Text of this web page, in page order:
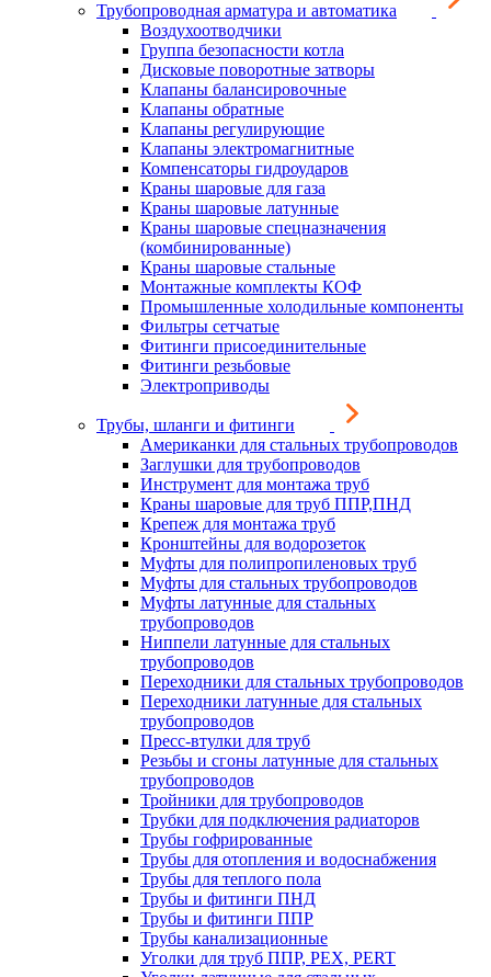
Трубопроводная арматура и автоматика
Воздухоотводчики
Группа безопасности котла
Дисковые поворотные затворы
Клапаны балансировочные
Клапаны обратные
Клапаны регулирующие
Клапаны электромагнитные
Компенсаторы гидроударов
Краны шаровые для газа
Краны шаровые латунные
Краны шаровые спецназначения
(комбинированные)
Краны шаровые стальные
Монтажные комплекты КОФ
Промышленные холодильные компоненты
Фильтры сетчатые
Фитинги присоединительные
Фитинги резьбовые
Электроприводы
Трубы, шланги и фитинги
Американки для стальных трубопроводов
Заглушки для трубопроводов
Инструмент для монтажа труб
Краны шаровые для труб ППР,ПНД
Крепеж для монтажа труб
Кронштейны для водорозеток
Муфты для полипропиленовых труб
Муфты для стальных трубопроводов
Муфты латунные для стальных
трубопроводов
Ниппели латунные для стальных
трубопроводов
Переходники для стальных трубопроводов
Переходники латунные для стальных
трубопроводов
Пресс-втулки для труб
Резьбы и сгоны латунные для стальных
трубопроводов
Тройники для трубопроводов
Трубки для подключения радиаторов
Трубы гофрированные
Трубы для отопления и водоснабжения
Трубы для теплого пола
Трубы и фитинги ПНД
Трубы и фитинги ППР
Трубы канализационные
Уголки для труб ППР, PEX, PERT